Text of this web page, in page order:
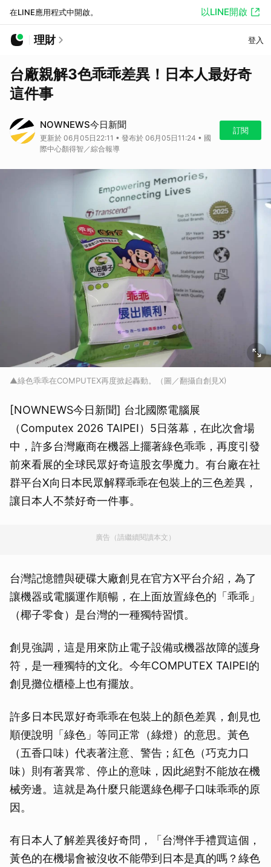
在LINE應用程式中開啟。 以LINE開啟
理財 登入
台廠親解3色乖乖差異！日本人最好奇
這件事
NOWNEWS今日新聞
更新於 06月05日22:11 • 發布於 06月05日11:24 • 國
際中心顏得智／綜合報導
訂閱
▲綠色乖乖在COMPUTEX再度掀起轟動。（圖／翻攝自創見X)
[NOWNEWS今日新聞] 台北國際電腦展
（Computex 2026 TAIPEI）5日落幕，在此次會場
中，許多台灣廠商在機器上擺著綠色乖乖，再度引發
前來看展的全球民眾好奇這股玄學魔力。有台廠在社
群平台X向日本民眾解釋乖乖在包裝上的三色差異，
讓日本人不禁好奇一件事。
廣告（請繼續閱讀本文）
台灣記憶體與硬碟大廠創見在官方X平台介紹，為了
讓機器或電腦運作順暢，在上面放置綠色的「乖乖」
（椰子零食）是台灣的一種獨特習慣。
創見強調，這是用來防止電子設備或機器故障的護身
符，是一種獨特的文化。今年COMPUTEX TAIPEI的
創見攤位櫃檯上也有擺放。
許多日本民眾好奇乖乖在包裝上的顏色差異，創見也
順便說明「綠色」等同正常（綠燈）的意思。黃色
（五香口味）代表著注意、警告；紅色（巧克力口
味）則有著異常、停止的意味，因此絕對不能放在機
械旁邊。這就是為什麼只能選綠色椰子口味乖乖的原
因。
有日本人了解差異後好奇問，「台灣伴手禮買這個，
黃色的在機場會被沒收不能帶到日本是真的嗎？綠色